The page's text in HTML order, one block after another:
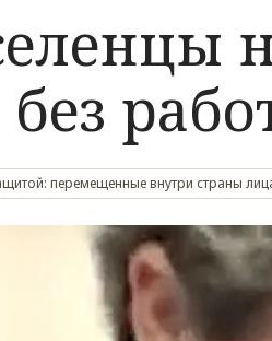
перемещенные внутри страны